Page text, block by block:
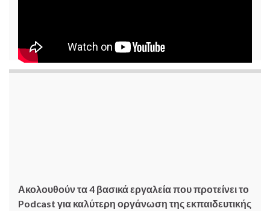
Ακολουθούν τα 4 βασικά εργαλεία που προτείνει το
Podcast για καλύτερη οργάνωση της εκπαιδευτικής